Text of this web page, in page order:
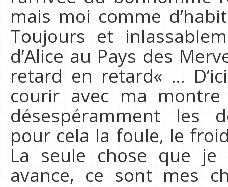
mais moi comme
Toujours et
d’Alice au Pays des
retard en retard« …
courir avec ma
désespéramment les
pour cela la foule, le
La seule chose que
avance, ce sont mes